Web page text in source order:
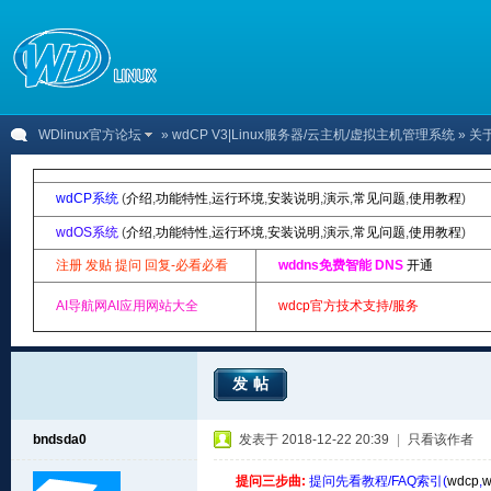
WDlinux官方论坛 » wdCP V3|Linux服务器/云主机/虚拟主机管理系统 » 关
wdCP系统 (介绍,功能特性,运行环境,安装说明 ,演示,常见问题,使用教程)
wdOS系统 (介绍,功能特性,运行环境,安装说明 ,演示,常见问题,使用教程)
注册 发贴 提问 回复-必看必看 wddns免费智能 DNS 开通
AI导航网AI应用网站大全 wdcp官方技术支持/服务
发帖
bndsda0 发表于 2018-12-22 20:39 只看该作者
提问三步曲: 提问先看教程/FAQ索引(wdcp,